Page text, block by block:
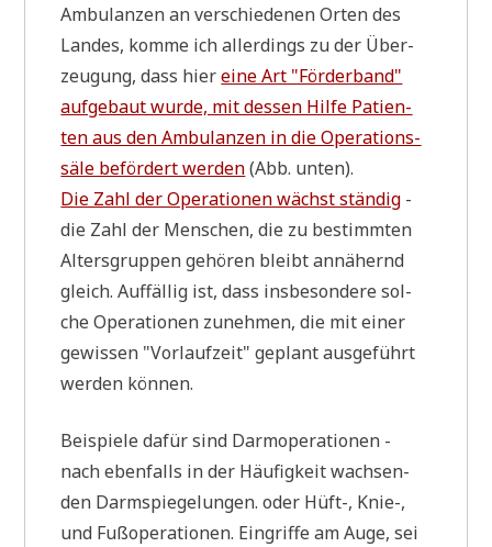
Ambu­lan­zen an ver­schie­de­nen Orten des
Lan­des, kom­me ich aller­dings zu der Über­
zeu­gung, dass hiereine Art "För­der­band"
auf­ge­baut wur­de, mit des­sen Hil­fe Pati­en­
ten aus den Ambu­lan­zen in die Ope­ra­ti­ons­
sä­le beför­dert wer­den(Abb. unten).
Die Zahl der Ope­ra­tio­nen wächst stän­dig -
die Zahl der Men­schen, die zu bestimm­ten
Alters­grup­pen gehö­ren bleibt annä­hernd
gleich. Auf­fäl­lig ist, dass ins­be­son­de­re sol­
che Ope­ra­tio­nen zuneh­men, die mit einer
gewis­sen "Vor­lauf­zeit" geplant aus­ge­führt
wer­den können.
Bei­spie­le dafür sind Darm­ope­ra­tio­nen -
nach eben­falls in der Häu­fig­keit wach­sen­
den Darm­spie­ge­lun­gen. oder Hüft-, Knie-,
und Fuß­ope­ra­tio­nen. Ein­grif­fe am Auge, sei